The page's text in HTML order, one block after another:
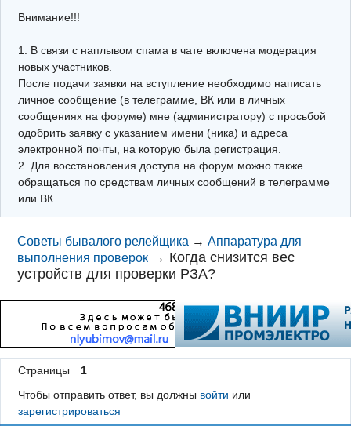
Почта
Поиск релейщика
Видео РЗиА
Фотохостинг
Телеграм
Внимание!!!
1. В связи с наплывом спама в чате включена модерация
новых участников.
После подачи заявки на вступление необходимо написать
личное сообщение (в телеграмме, ВК или в личных
сообщениях на форуме) мне (администратору) с просьбой
одобрить заявку с указанием имени (ника) и адреса
электронной почты, на которую была регистрация.
2. Для восстановления доступа на форум можно также
обращаться по средствам личных сообщений в телеграмме
или ВК.
Советы бывалого релейщика →Аппаратура для
выполнения проверок → Когда снизится вес
устройств для проверки РЗА?
Страницы
1
Чтобы отправить ответ, вы должны войти или
зарегистрироваться